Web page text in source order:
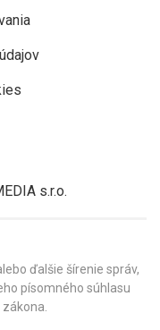
s.r.o.
ďalšie šírenie správ,
písomného súhlasu